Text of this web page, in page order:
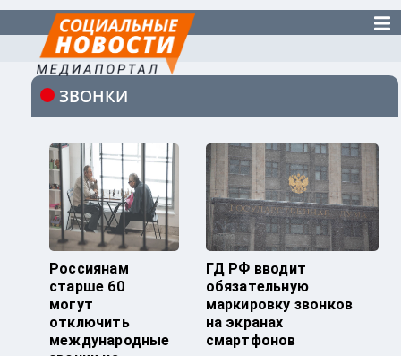
ЗВОНКИ
Россиянам
старше 60
могут
отключить
международные
ГД РФ вводит
обязательную
маркировку звонков
на экранах
смартфонов